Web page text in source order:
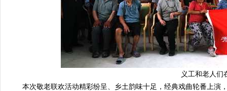
义工和老人们
本次敬老联欢活动精彩纷呈、乡土韵味十足，经典戏曲轮番上演